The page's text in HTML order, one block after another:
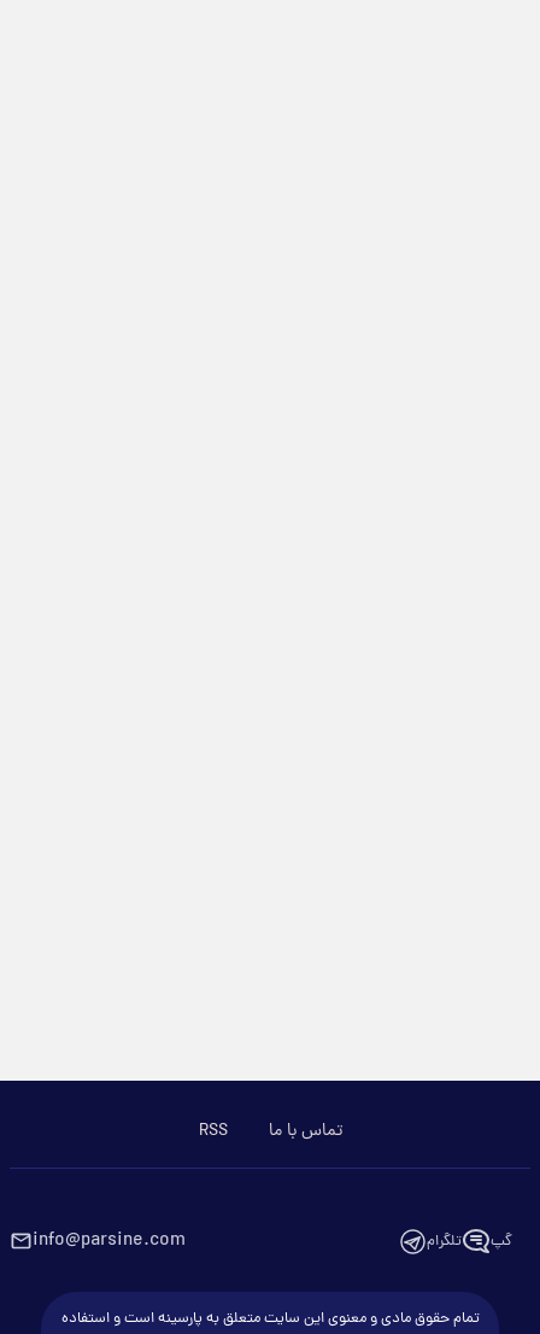
تماس با ما RSS
گپ تلگرام info@parsine.com
تمام حقوق مادی و معنوی این سایت متعلق به پارسینه است و استفاده